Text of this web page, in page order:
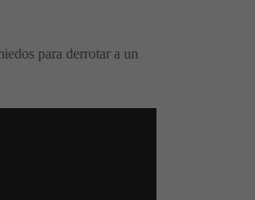
para derrotar a un